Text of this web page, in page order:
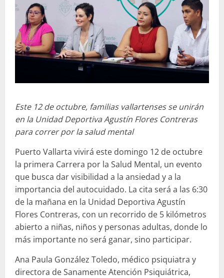
Este 12 de octubre, familias vallartenses se unirán
en la Unidad Deportiva Agustín Flores Contreras
para correr por la salud mental
Puerto Vallarta vivirá este domingo 12 de octubre
la primera Carrera por la Salud Mental, un evento
que busca dar visibilidad a la ansiedad y a la
importancia del autocuidado. La cita será a las 6:30
de la mañana en la Unidad Deportiva Agustín
Flores Contreras, con un recorrido de 5 kilómetros
abierto a niñas, niños y personas adultas, donde lo
más importante no será ganar, sino participar.
Ana Paula González Toledo, médico psiquiatra y
directora de Sanamente Atención Psiquiátrica,